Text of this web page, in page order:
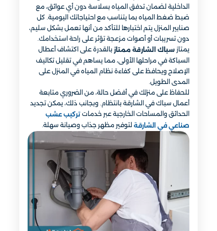
الداخلية لضمان تدفق المياه بسلاسة دون أي عوائق، مع
ضبط ضغط المياه بما يتناسب مع احتياجاتك اليومية. كل
صنابير المنزل يتم اختبارها للتأكد من أنها تعمل بشكل سليم،
دون تسريبات أو أصوات مزعجة تؤثر على راحة استخدامك.
يمتاز سباك الشارقة ممتاز بالقدرة على اكتشاف أعطال
السباكة في مراحلها الأولى، مما يساهم في تقليل تكاليف
الإصلاح ويحافظ على كفاءة نظام المياه في المنزل على
المدى الطويل.
للحفاظ على منزلك في أفضل حالة، من الضروري متابعة
أعمال سباك في الشارقة بانتظام. وبجانب ذلك، يمكن تجديد
الحدائق والمساحات الخارجية عبر خدمات تركيب عشب
صناعي في الشارقة لتوفير مظهر جذاب وصيانة سهلة.